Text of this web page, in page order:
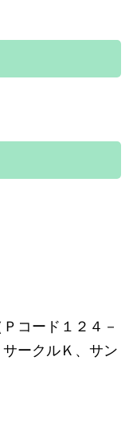
コード１２４－
ークルＫ、サン